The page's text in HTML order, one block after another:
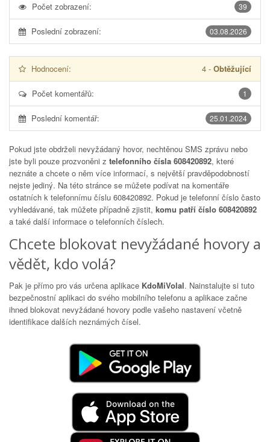
39
Počet zobrazení:
03.08.2026
Poslední zobrazení:
Hodnocení: 4 - Obtěžující
1
Počet komentářů:
25.01.2024
Poslední komentář:
Pokud jste obdrželi nevyžádaný hovor, nechtěnou SMS zprávu nebo
jste byli pouze prozvoněni z telefonního čísla 608420892, které
neznáte a chcete o něm více informací, s největší pravděpodobností
nejste jediný. Na této stránce se můžete podívat na komentáře
ostatních k telefonnímu číslu 608420892. Pokud je telefonní číslo často
vyhledávané, tak můžete případně zjistit, komu patří číslo 608420892
a také další informace o telefonních číslech.
Chcete blokovat nevyžádané hovory a
vědět, kdo volá?
Pak je přímo pro vás určena aplikace KdoMiVolal. Nainstalujte si tuto
bezpečnostní aplikaci do svého mobilního telefonu a aplikace začne
ihned blokovat nevyžádané hovory podle vašeho nastavení včetně
identifikace dalších neznámých čísel.